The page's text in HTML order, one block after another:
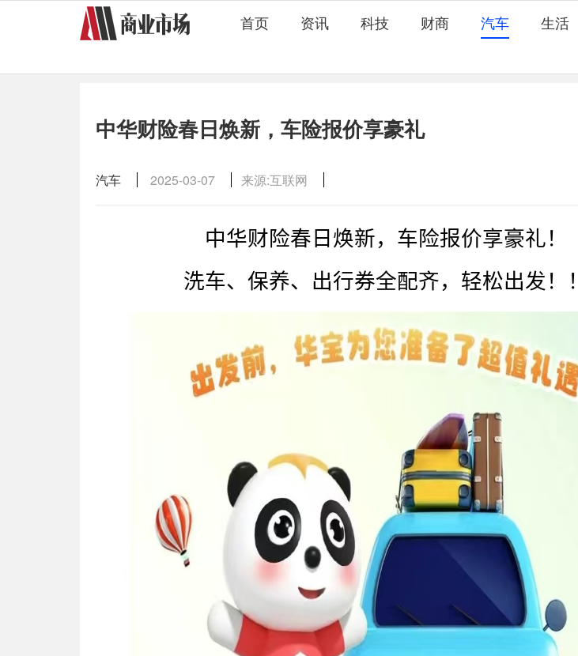
首页 资讯 科技 财商 汽车 生活
中华财险春日焕新，车险报价享豪礼
汽车 2025-03-07 来源:互联网
中华财险春日焕新，车险报价享豪礼！
洗车、保养、出行券全配齐，轻松出发！！